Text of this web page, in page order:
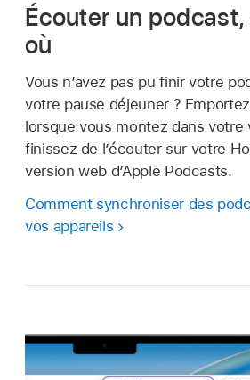
Écouter un podcast,
où
Vous n’avez pas pu finir votre
votre pause déjeuner ?
lorsque vous montez dans votre
finissez de l’écouter sur votre
version web d’Apple Podcasts.
Comment synchroniser des
vos appareils